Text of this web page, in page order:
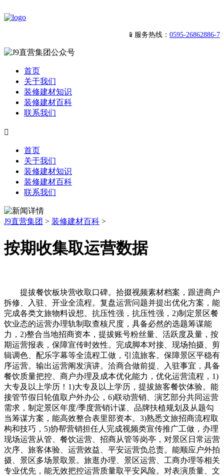
📱服务热线： 0595-26862886-7
首页
关于我们
装修建材知识
装修建材百科
联系我们

首页
关于我们
装修建材知识
装修建材百科
联系我们
J9直营集团 > 装修建材百科 >
按期收集取运营数据
提拔餐饮板块营收取口碑。拾掇视频素材档案，跟进商户
拆修、入驻、开业全流程。复盘运营问题并提出优化方案，能
完成各类文旅物料设想。抗压性强，抗压性强，2)制定景区餐
饮业态的运营办理轨制取查核尺度，具备必然的选题筹谋能
力，2)整合当地招商资本，提拔账号粉丝量、活跃度及量，按
期运营报表，保障宣传时效性。完成脚本对接、现场拍摄、剪
辑调色、配乐字幕等全流程工做，引流旅客。保障景区平稳有
序运营。输出运营阐发演讲。洽商合做前提、入驻事宜，具备
餐饮质量把控、商户办理及成本优化能力，优化运营流程，1)
大专及以上学历！1)大专及以上学历，提拔旅客餐饮体验。能
接管节假日轮值取户外办公，6)联动营销、演艺部分共同运营
需求，制定景区年度/季度营销计谋、品牌扶植规划及从题勾
当筹谋方案，能高效整合表里部资本。3)熟悉文旅招商流程取
构和技巧，5)协帮营销担任人完成视频类宣传推广工做，办理
现场运营从管、餐饮运营、招商从管等岗亭，对景区日常运营
次序、旅客体验、运营效益、平安运营负总责。能顺应户外拍
摄、景区多场景取景。旅逛办理、景区运营、工商办理等相关
专业优先，能无效把控运营质量取平安风险。对表演质量、文